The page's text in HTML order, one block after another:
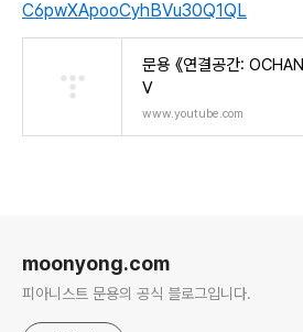
C6pwXApooCyhBVu30Q1QL
문용 《연결공간:
V
www.youtube.com
moonyong.com
피아니스트 문용의 공식 블로그입니다.